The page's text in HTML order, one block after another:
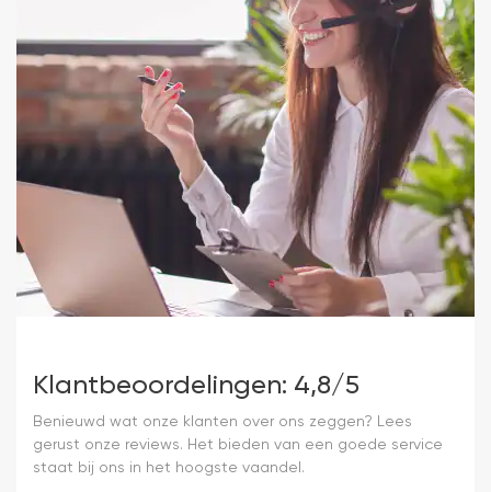
Klantbeoordelingen: 4,8/5
Benieuwd wat onze klanten over ons zeggen? Lees
gerust onze reviews. Het bieden van een goede service
staat bij ons in het hoogste vaandel.